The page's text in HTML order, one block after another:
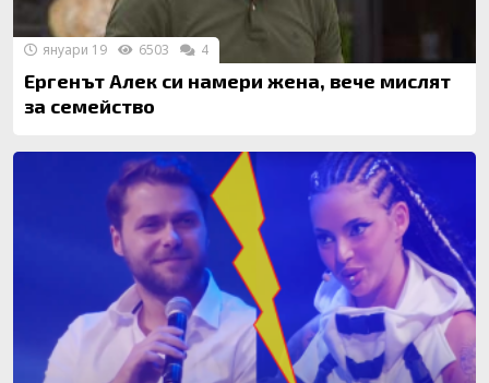
Ергенът Алек си намери жена, вече мислят
за семейство
януари 19 6503 4